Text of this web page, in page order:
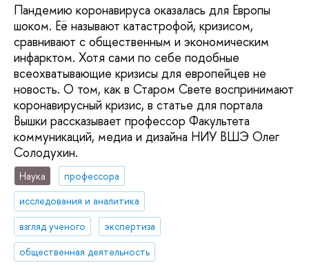
Пандемию коронавируса оказалась для Европы
шоком. Её называют катастрофой, кризисом,
сравнивают с общественным и экономическим
инфарктом. Хотя сами по себе подобные
всеохватывающие кризисы для европейцев не
новость. О том, как в Старом Свете воспринимают
коронавирусный кризис, в статье для портала
Вышки рассказывает профессор Факультета
коммуникаций, медиа и дизайна НИУ ВШЭ Олег
Солодухин.
Наука
профессора
исследования и аналитика
взгляд ученого
экспертиза
общественная деятельность